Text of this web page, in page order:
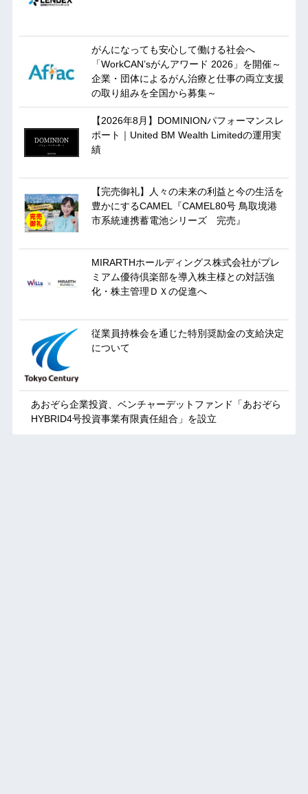
がんになっても安心して働ける社会へ
「WorkCAN’sがんアワード 2026」を開催～
企業・団体によるがん治療と仕事の両立支援
の取り組みを全国から募集～
【2026年8月】DOMINIONパフォーマンスレ
ポート｜United BM Wealth Limitedの運用実
績
【完売御礼】人々の未来の利益と今の生活を
豊かにするCAMEL『CAMEL80号 鳥取境港
市系統連携蓄電池シリーズ 完売』
MIRARTHホールディングス株式会社がプレ
ミアム優待倶楽部を導入株主様との対話強
化・株主管理ＤＸの促進へ
従業員持株会を通じた特別奨励金の支給決定
について
あおぞら企業投資、ベンチャーデットファンド「あおぞら
HYBRID4号投資事業有限責任組合」を設立